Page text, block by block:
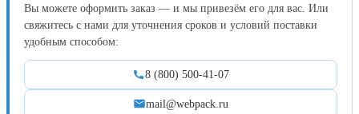
Вы можете оформить заказ — и мы привезём его для вас. Или
свяжитесь с нами для уточнения сроков и условий поставки
удобным способом:
8 (800) 500-41-07
mail@webpack.ru